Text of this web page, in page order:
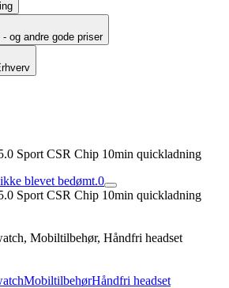
og andre gode priser
Sport CSR Chip 10min quickladning
blevet bedømt.0
Sport CSR Chip 10min quickladning
Mobiltilbehør, Håndfri headset
MobiltilbehørHåndfri headset